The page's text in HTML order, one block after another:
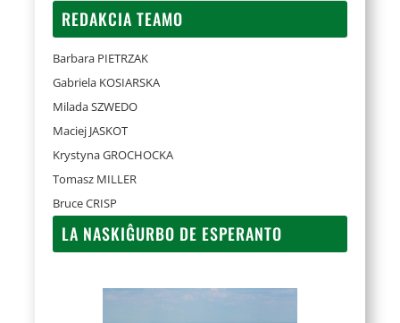
REDAKCIA TEAMO
Barbara PIETRZAK
Gabriela KOSIARSKA
Milada SZWEDO
Maciej JASKOT
Krystyna GROCHOCKA
Tomasz MILLER
Bruce CRISP
LA NASKIĜURBO DE ESPERANTO